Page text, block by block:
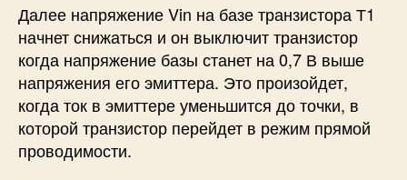
Далее напряжение Vin на базе транзистора Т1
начнет снижаться и он выключит транзистор
когда напряжение базы станет на 0,7 В выше
напряжения его эмиттера. Это произойдет,
когда ток в эмиттере уменьшится до точки, в
которой транзистор перейдет в режим прямой
проводимости.